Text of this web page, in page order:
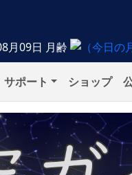
月09日 月齢
サポート ショップ